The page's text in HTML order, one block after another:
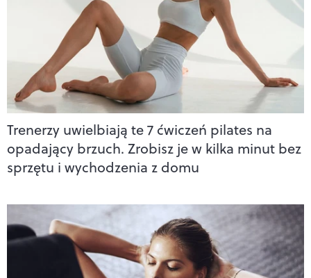
Trenerzy uwielbiają te 7 ćwiczeń pilates na
opadający brzuch. Zrobisz je w kilka minut bez
sprzętu i wychodzenia z domu